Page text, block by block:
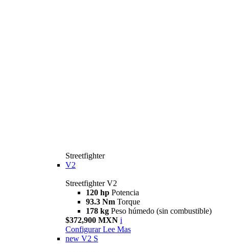
Streetfighter
V2
Streetfighter V2
120 hp Potencia
93.3 Nm Torque
178 kg Peso húmedo (sin combustible)
$372,900 MXN i
Configurar Lee Mas
new V2 S